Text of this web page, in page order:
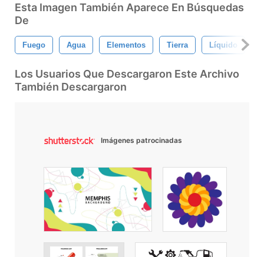
Esta Imagen También Aparece En Búsquedas
De
Fuego Agua Elementos Tierra Líquido
Los Usuarios Que Descargaron Este Archivo
También Descargaron
Imágenes patrocinadas